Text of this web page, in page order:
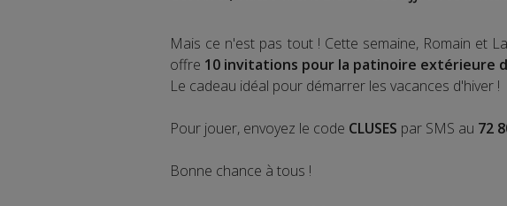
Mais ce n'est pas tout ! Cette semaine, Romain et
offre 10 invitations pour la patinoire extérieure
Le cadeau idéal pour démarrer les vacances d'hiver !
Pour jouer, envoyez le code CLUSES par SMS au 72
Bonne chance à tous !